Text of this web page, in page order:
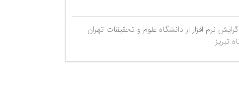
نرم افزار از دانشگاه علوم و تحقیقات تهران
تبریز